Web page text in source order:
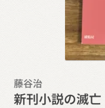
藤谷治
新刊小説の滅亡